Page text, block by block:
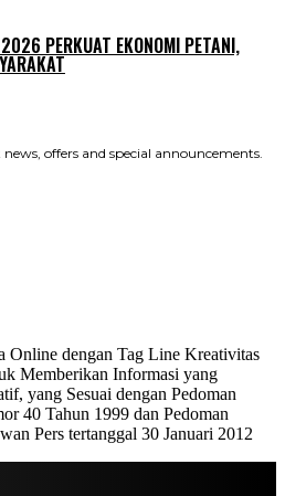
PERKUAT EKONOMI PETANI,
offers and special announcements.
Online dengan Tag Line Kreativitas
Memberikan Informasi yang
yang Sesuai dengan Pedoman
40 Tahun 1999 dan Pedoman
Pers tertanggal 30 Januari 2012